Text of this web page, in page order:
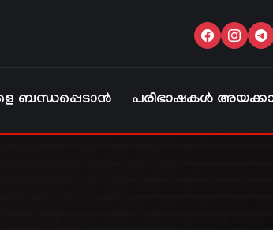
ബന്ധപ്പെടാൻ പരിഭാഷകൾ